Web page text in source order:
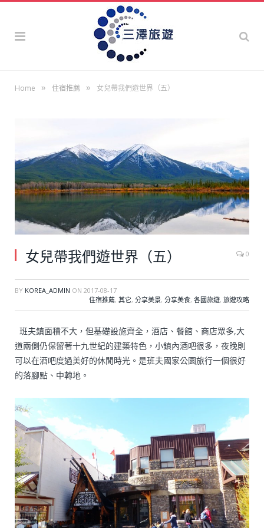
Home » 住宿推薦 » 女兒帶我們遊世界（五）
女兒帶我們遊世界（五） 0
BY KOREA_ADMIN ON 2017-08-17
住宿推薦, 其它, 分享美景, 分享美食, 各國旅遊, 旅遊攻略
班夫鎮面積不大，但基礎設施齊全，酒店、餐館、商店眾多,大
道兩側仍保留著十九世紀的建築特色，小鎮內酒吧很多，夜晚則
可以在酒吧度過美好的休閒時光。是班夫國家公園旅行一個很好
的落腳點、中轉地。